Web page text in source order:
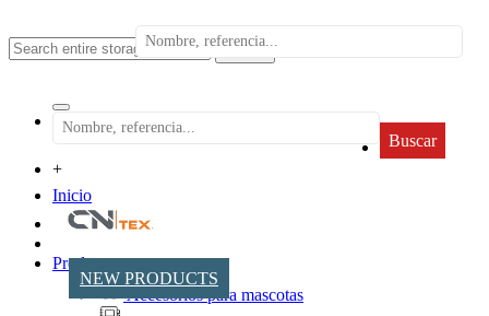
search
Buscar
+
Inicio
NEW PRODUCTS
Productos
Accesorios para mascotas